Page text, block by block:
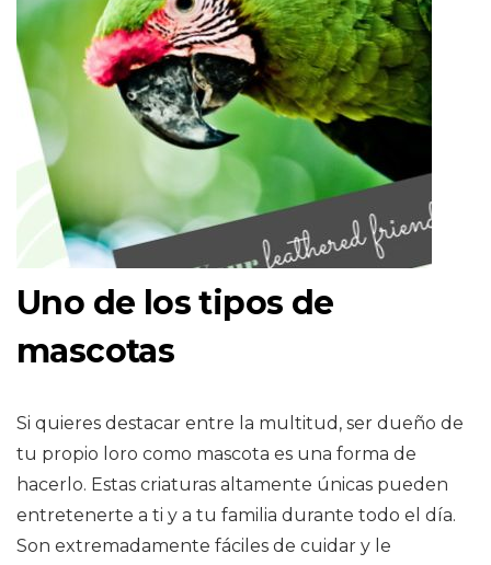
Uno de los tipos de
mascotas
Si quieres destacar entre la multitud, ser dueño de
tu propio loro como mascota es una forma de
hacerlo. Estas criaturas altamente únicas pueden
entretenerte a ti y a tu familia durante todo el día.
Son extremadamente fáciles de cuidar y le